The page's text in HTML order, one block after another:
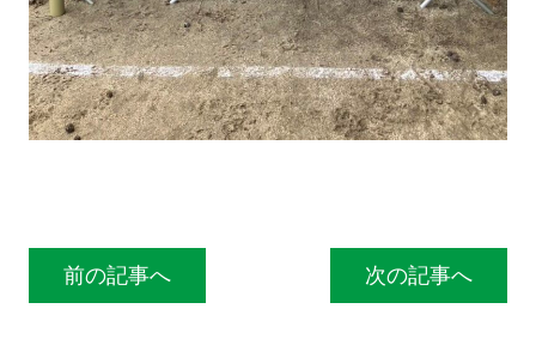
投稿ナビゲーション
前の記事へ 次の記事へ